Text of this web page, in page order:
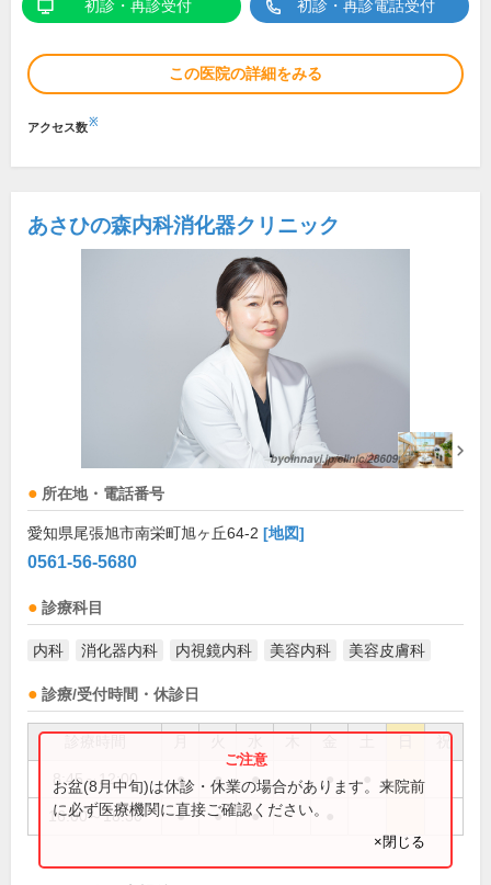
初診・再診受付 初診・再診電話受付
この医院の詳細をみる
アクセス数※
あさひの森内科消化器クリニック
所在地・電話番号
愛知県尾張旭市南栄町旭ヶ丘64-2 [地図]
0561-56-5680
診療科目
内科 消化器内科 内視鏡内科 美容内科 美容皮膚科
診療/受付時間・休診日
祝
8:45～12:00 ● ● ● ●
16:00～18:30 ● ● ●
お盆(8月中旬)は休診・休業の場合があります。来院前
に必ず医療機関に直接ご確認ください。
×閉じる